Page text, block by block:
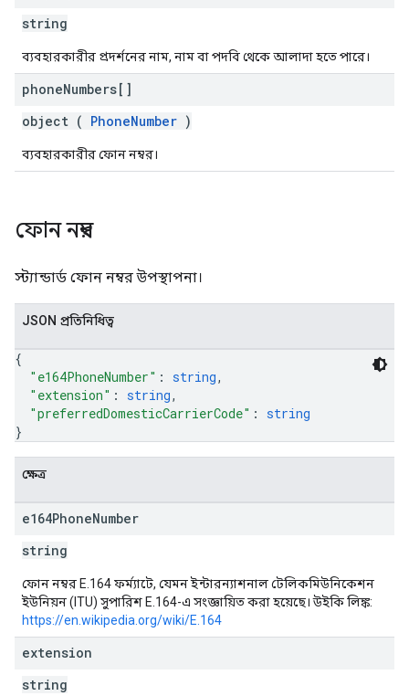
string
ব্যবহারকারীর প্রদর্শনের নাম, নাম বা পদবি থেকে আলাদা হতে পারে।
phoneNumbers[]
object ( PhoneNumber )
ব্যবহারকারীর ফোন নম্বর।
ফোন নম্বর
স্ট্যান্ডার্ড ফোন নম্বর উপস্থাপনা।
JSON প্রতিনিধিত্ব
{
"e164PhoneNumber" : string,
"extension" : string,
"preferredDomesticCarrierCode" : string
}
ক্ষেত্র
e164PhoneNumber
string
ফোন নম্বর E.164 ফর্ম্যাটে, যেমন ইন্টারন্যাশনাল টেলিকমিউনিকেশন
ইউনিয়ন (ITU) সুপারিশ E.164-এ সংজ্ঞায়িত করা হয়েছে। উইকি লিঙ্ক:
https://en.wikipedia.org/wiki/E.164
extension
string